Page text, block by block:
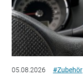
05.08.2026 #Zubehör